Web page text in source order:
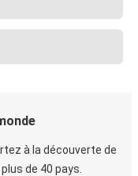
à la découverte de
de 40 pays.